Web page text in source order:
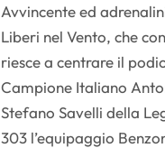
Avvincente ed
Liberi nel Vento, che
riesce a centrare il
Campione Italiano
Stefano Savelli della
303 l’equipaggio